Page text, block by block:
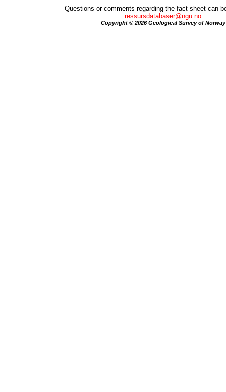
Questions or comments regarding the fact sheet can
ressursdatabaser@ngu.no
Copyright © 2026 Geological Survey of Norway